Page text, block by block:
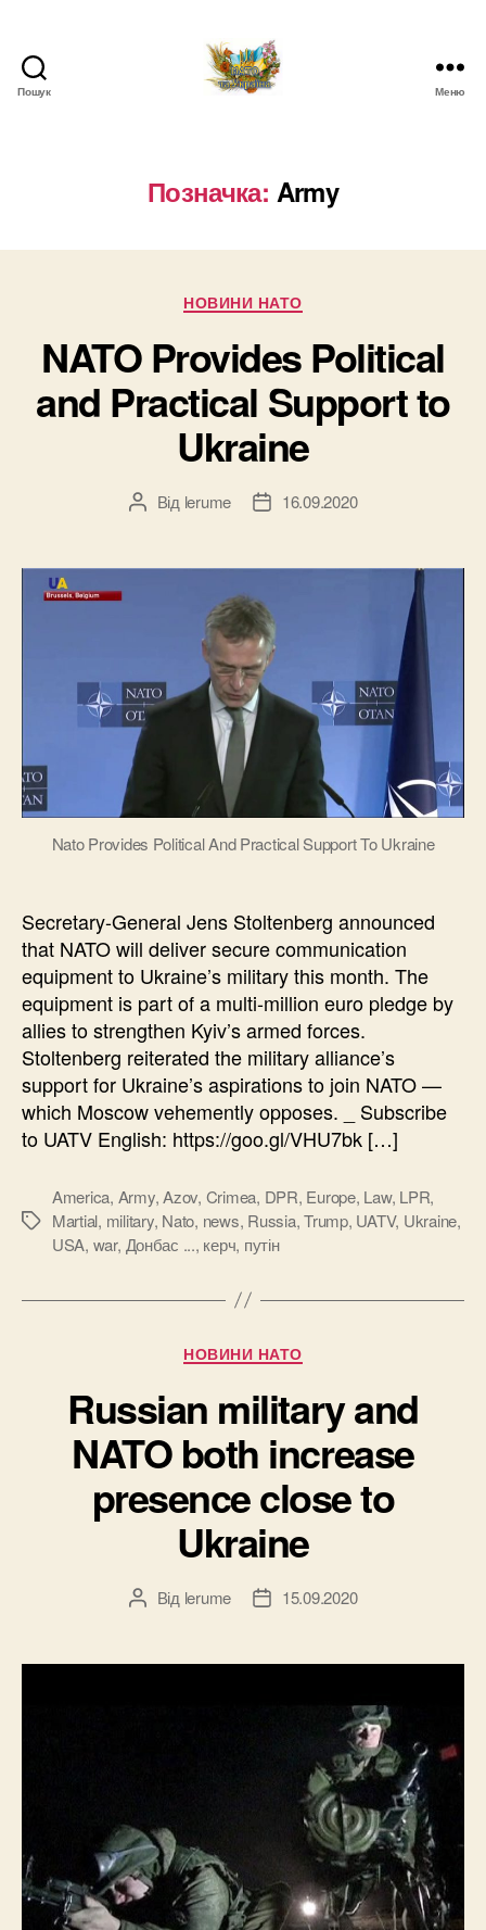
Пошук
Новини
про
в
Меню
Позначка: Army
Категорії
НОВИНИ НАТО
NATO Provides Political
and Practical Support to
Ukraine
Автор
Від lerume
Дата16.09.2020
Nato Provides Political And Practical Support To Ukraine
Secretary-General Jens Stoltenberg announced
that NATO will deliver secure communication
equipment to Ukraine’s military this month. The
equipment is part of a multi-million euro pledge by
allies to strengthen Kyiv’s armed forces.
Stoltenberg reiterated the military alliance’s
support for Ukraine’s aspirations to join NATO —
which Moscow vehemently opposes. _ Subscribe
to UATV English: https://goo.gl/VHU7bk […]
Позначки
America, Army,Azov, Crimea, DPR, Europe, Law, LPR,
Martial, military, Nato, news, Russia,Trump, UATV, Ukraine,
USA, war, Донбас ..., керч, путін
Категорії
НОВИНИ НАТО
Russian military and
NATO both increase
presence close to
Ukraine
Автор
Від lerume
Дата15.09.2020